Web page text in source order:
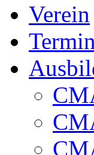
Verein